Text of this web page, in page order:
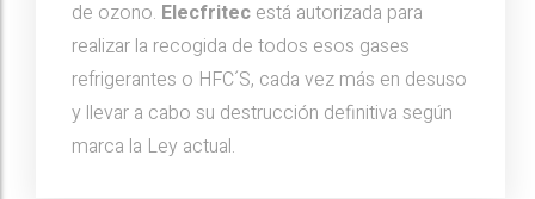
de ozono. Elecfritec está autorizada para
realizar la recogida de todos esos gases
refrigerantes o HFC´S, cada vez más en desuso
y llevar a cabo su destrucción definitiva según
marca la Ley actual.